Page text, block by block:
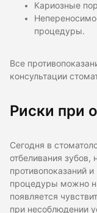
Кариозные
процедуры.
Все
консультации
Риски при
Сегодня в
отбеливания зубов,
противопоказаний
процедуры можно
появляется
при несоблюдении